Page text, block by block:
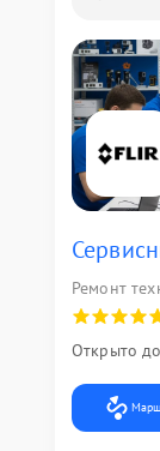
Ремонт
Открыто